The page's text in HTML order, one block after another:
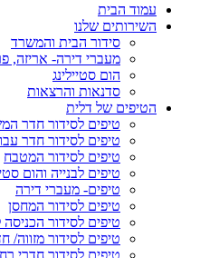
עמוד הבית
השירותים שלנו
סידור הבית והמשרד
מעברי דירה- אריזה,
הום סטיילינג
סדנאות והרצאות
הטיפים של דלית
טיפים לסידור חדר
טיפים לסידור חדר
טיפים לסידור המטבח
טיפים לבנייה והום
טיפים- מעברי דירה
טיפים לסידור המחסן
טיפים לסידור הכניסה
טיפים לסידור מזווה/
טיפים לסידור חדרי